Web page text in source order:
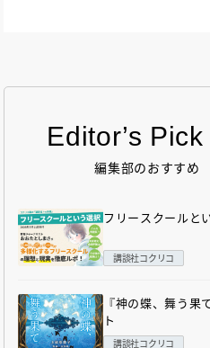
Editor’s
編集部のおすすめ
フリースクールと
講談社コクリコ
『神の蝶、舞う果
ト
講談社コクリコ